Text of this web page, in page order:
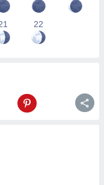
22